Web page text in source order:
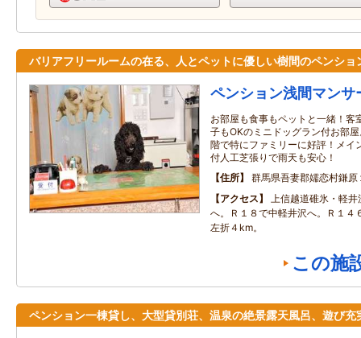
バリアフリールームの在る、人とペットに優しい樹間のペンショ
ペンション浅間マンサ
お部屋も食事もペットと一緒！客
子もOKのミニドッグラン付お部
階で特にファミリーに好評！メイ
付人工芝張りで雨天も安心！
住所
群馬県吾妻郡嬬恋村鎌原
アクセス
上信越道碓氷・軽
へ。Ｒ１８で中軽井沢へ。Ｒ１４
左折４km。
この施
ペンション一棟貸し、大型貸別荘、温泉の絶景露天風呂、遊び充